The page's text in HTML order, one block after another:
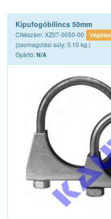
Kipufogóbilincs 50mm
Cikkszám: XZ07-0050-00
(csomagolási súly: 0.10 kg.)
Gyártó:N/A